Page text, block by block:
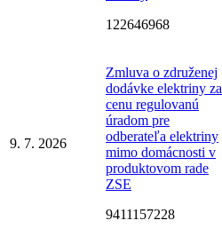
122646968
9. 7. 2026
Zmluva o združenej
dodávke elektriny za
cenu regulovanú
úradom pre
odberateľa elektriny
mimo domácnosti v
produktovom rade
ZSE
9411157228